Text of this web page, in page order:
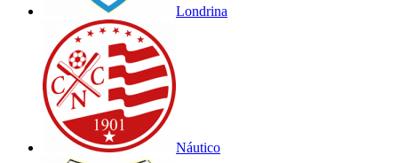
Londrina
Náutico